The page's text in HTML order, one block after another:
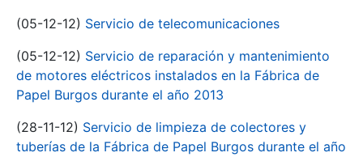
(05-12-12) Servicio de telecomunicaciones
(05-12-12) Servicio de reparación y mantenimiento
de motores eléctricos instalados en la Fábrica de
Papel Burgos durante el año 2013
(28-11-12) Servicio de limpieza de colectores y
tuberías de la Fábrica de Papel Burgos durante el año